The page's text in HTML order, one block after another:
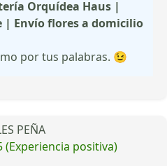
Orquídea Haus |
| Envío flores a domicilio
por tus palabras. 😉
PEÑA
(Experiencia positiva)